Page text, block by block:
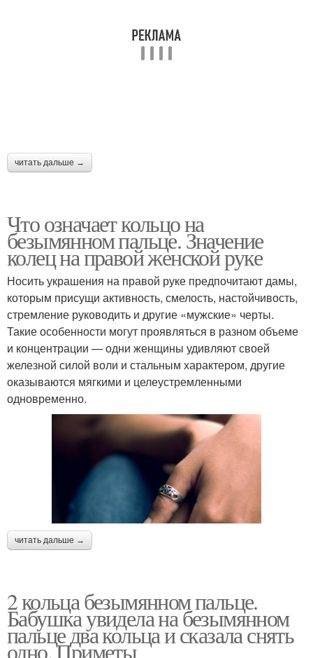
читать дальше →
Что означает кольцо на
безымянном пальце. Значение
колец на правой женской руке
Носить украшения на правой руке предпочитают дамы,
которым присущи активность, смелость, настойчивость,
стремление руководить и другие «мужские» черты.
Такие особенности могут проявляться в разном объеме
и концентрации — одни женщины удивляют своей
железной силой воли и стальным характером, другие
оказываются мягкими и целеустремленными
одновременно.
читать дальше →
2 кольца безымянном пальце.
Бабушка увидела на безымянном
пальце два кольца и сказала снять
одно. Приметы